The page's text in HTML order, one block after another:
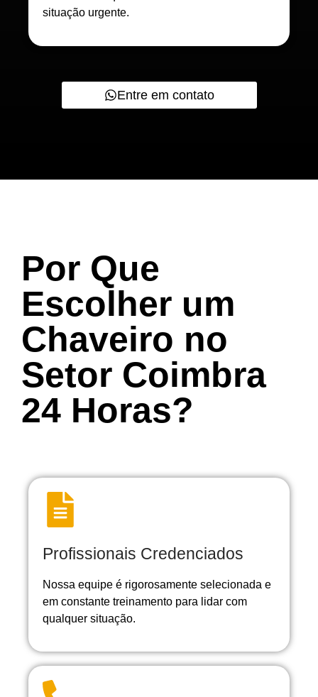
situação urgente.
Entre em contato
Por Que
Escolher um
Chaveiro no
Setor Coimbra
24 Horas?
Profissionais Credenciados
Nossa equipe é rigorosamente selecionada e
em constante treinamento para lidar com
qualquer situação.